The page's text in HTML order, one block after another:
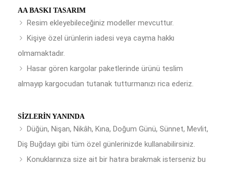
AA BASKI TASARIM
Resim ekleyebileceğiniz modeller mevcuttur.
Kişiye özel ürünlerin iadesi veya cayma hakkı
olmamaktadır.
Hasar gören kargolar paketlerinde ürünü teslim
almayıp kargocudan tutanak tutturmanızı rica ederiz.
SIZLERIN YANINDA
Düğün, Nişan, Nikâh, Kına, Doğum Günü, Sünnet, Mevlit,
Diş Buğdayı gibi tüm özel günlerinizde kullanabilirsiniz.
Konuklarınıza size ait bir hatıra bırakmak isterseniz bu